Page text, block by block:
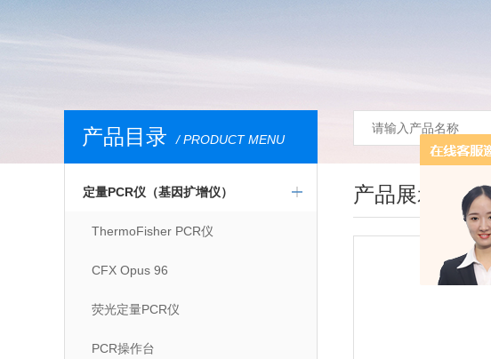
产品目录 / PRODUCT MENU
定量PCR仪（基因扩增仪）
ThermoFisher PCR仪
CFX Opus 96
荧光定量PCR仪
PCR操作台
产品展示